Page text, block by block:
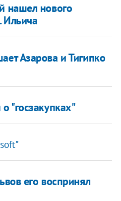
нашел нового
Азарова и Тигипко
"госзакупках"
его воспринял